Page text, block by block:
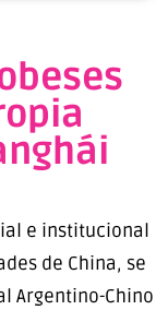
e institucional
de China, se
Argentino-Chino